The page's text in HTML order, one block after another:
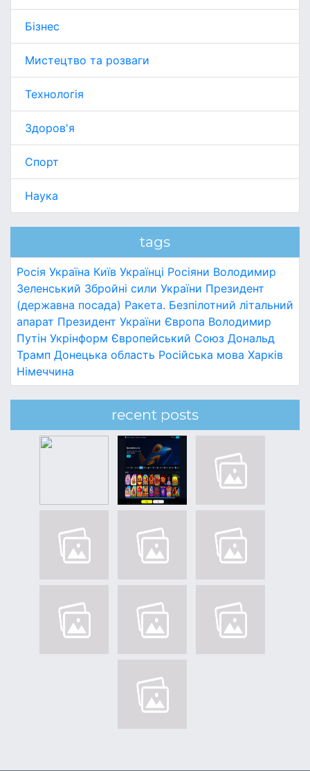
Бізнес
Мистецтво та розваги
Технологія
Здоров'я
Спорт
Наука
tags
Росія Україна Київ Українці Росіяни Володимир
Зеленський Збройні сили України Президент
(державна посада) Ракета. Безпілотний літальний
апарат Президент України Європа Володимир
Путін Укрінформ Європейський Союз Дональд
Трамп Донецька область Російська мова Харків
Німеччина
recent posts